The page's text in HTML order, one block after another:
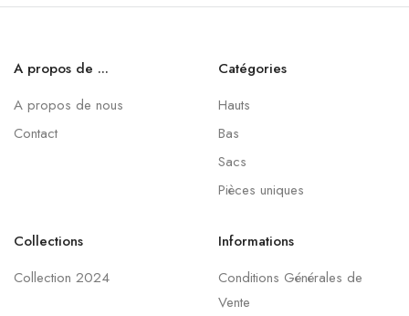
A propos de ...
A propos de nous
Contact
Catégories
Hauts
Bas
Sacs
Pièces uniques
Collections
Collection 2024
Informations
Conditions Générales de
Vente